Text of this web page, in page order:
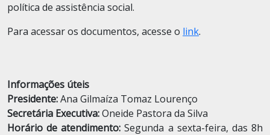
política de assistência social.
Para acessar os documentos, acesse o link.
Informações úteis
Presidente:Ana Gilmaíza Tomaz Lourenço
Secretária Executiva:Oneide Pastora da Silva
Horário de atendimento:Segunda a sexta-feira, das 8h